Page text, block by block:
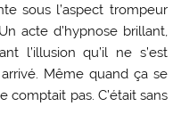
sous l’aspect trompeur
acte d’hypnose brillant,
l’illusion qu’il ne s’est
Même quand ça se
comptait pas. C’était sans